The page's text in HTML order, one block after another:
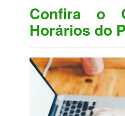
Confira o
Horários do